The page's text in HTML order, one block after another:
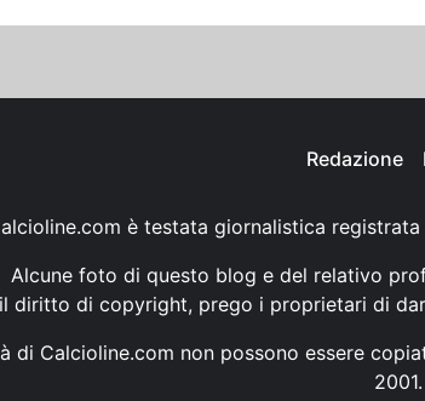
Redazione
è testata giornalistica
Alcune foto di questo blog e del relativo
diritto di copyright, prego i proprietari di
di Calcioline.com non possono essere
2001.